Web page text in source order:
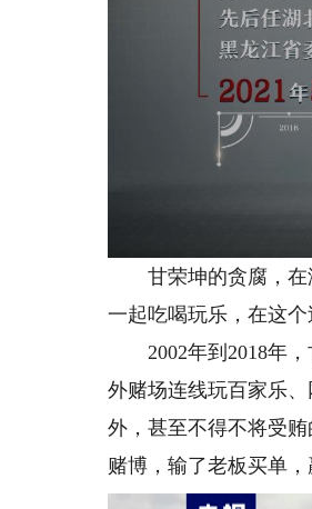
甘荣坤的贪腐，在
一起吃喝玩乐，在这个
2002年到2018年，
外赌场连线玩百家乐
外，甚至不得不将受
赌博，输了老板买单